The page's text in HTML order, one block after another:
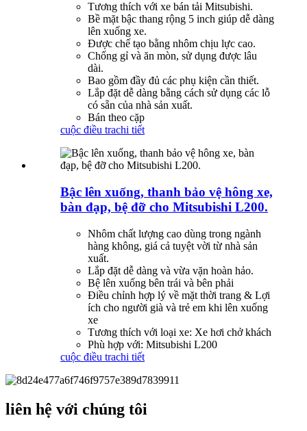
Tương thích với xe bán tải Mitsubishi.
Bề mặt bậc thang rộng 5 inch giúp dễ dàng
lên xuống xe.
Được chế tạo bằng nhôm chịu lực cao.
Chống gỉ và ăn mòn, sử dụng được lâu
dài.
Bao gồm đầy đủ các phụ kiện cần thiết.
Lắp đặt dễ dàng bằng cách sử dụng các lỗ
có sẵn của nhà sản xuất.
Bán theo cặp
cuộc điều trachi tiết
Bậc lên xuống, thanh bảo vệ hông xe,
bàn đạp, bệ đỡ cho Mitsubishi L200.
Nhôm chất lượng cao dùng trong ngành
hàng không, giá cả tuyệt vời từ nhà sản
xuất.
Lắp đặt dễ dàng và vừa vặn hoàn hảo.
Bệ lên xuống bên trái và bên phải
Điều chỉnh hợp lý về mặt thời trang & Lợi
ích cho người già và trẻ em khi lên xuống
xe
Tương thích với loại xe: Xe hơi chở khách
Phù hợp với: Mitsubishi L200
cuộc điều trachi tiết
liên hệ với chúng tôi